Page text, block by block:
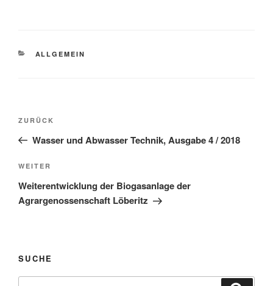
KATEGORIEN
ALLGEMEIN
Beitragsnavigation
Vorheriger
Beitrag
ZURÜCK
Wasser und Abwasser Technik, Ausgabe 4 / 2018
Nächster
Beitrag
WEITER
Weiterentwicklung der Biogasanlage der
Agrargenossenschaft Löberitz
SUCHE